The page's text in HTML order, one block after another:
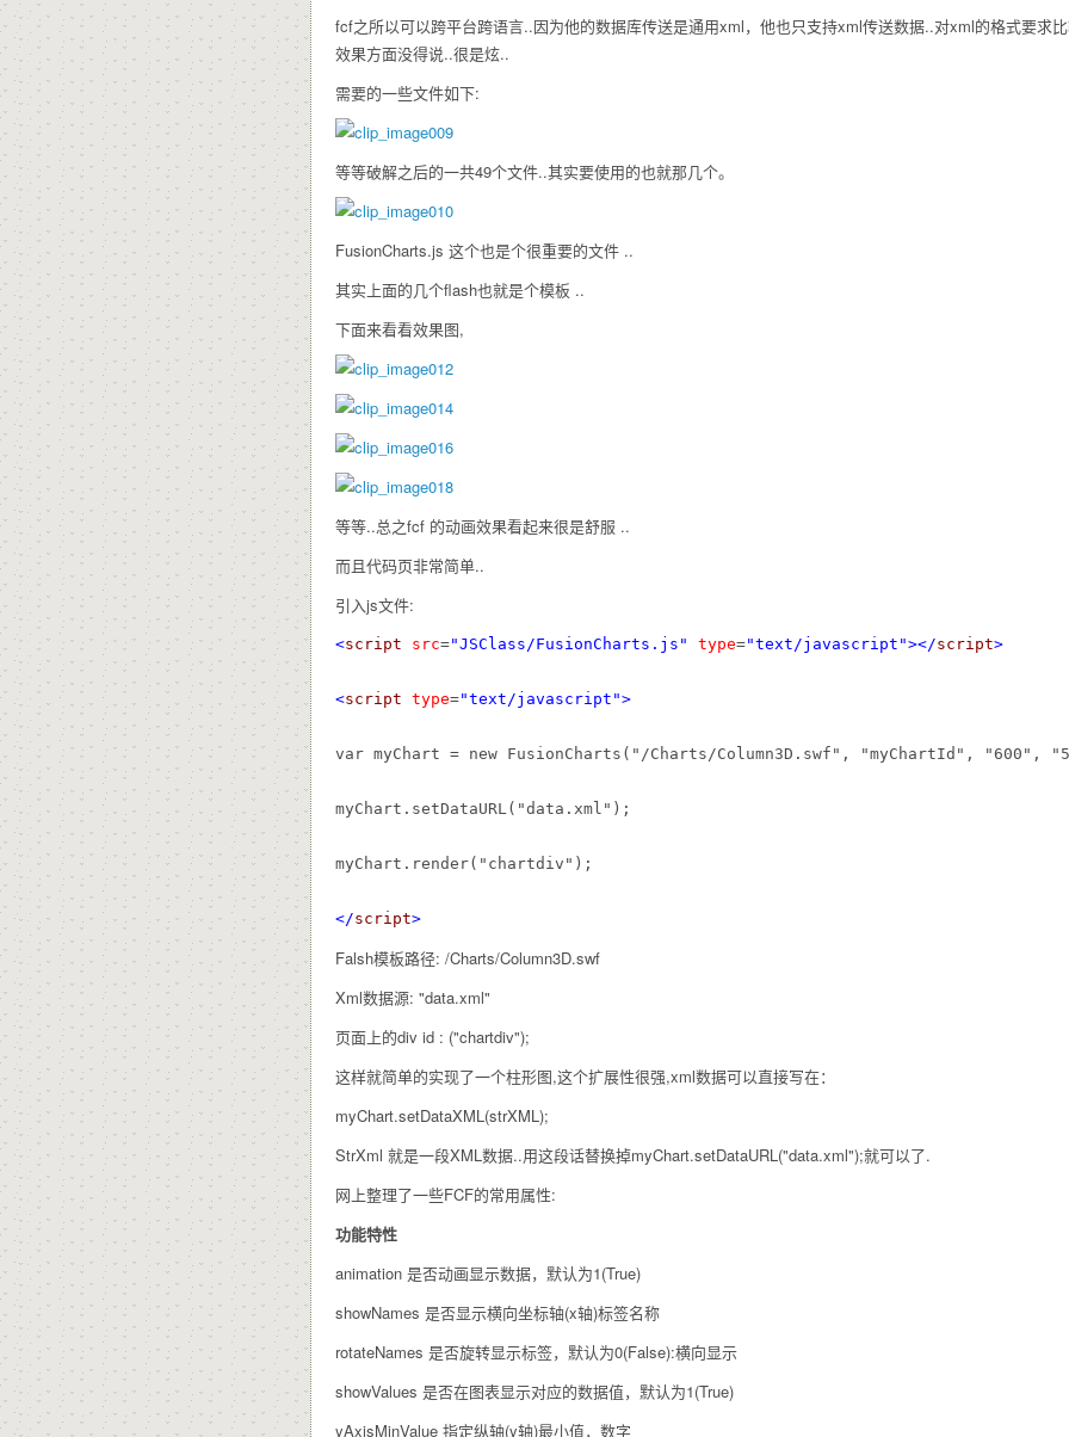
fcf之所以可以跨平台跨语言..因为他的数据库传送是通用xml，他也只支持xml传送数据..对xml的格式要求
效果方面没得说..很是炫..
需要的一些文件如下:
等等破解之后的一共49个文件..其实要使用的也就那几个。
FusionCharts.js 这个也是个很重要的文件 ..
其实上面的几个flash也就是个模板 ..
下面来看看效果图,
等等..总之fcf 的动画效果看起来很是舒服 ..
而且代码页非常简单..
引入js文件:
<script src="JSClass/FusionCharts.js" type="text/javascript"></script>
<script type="text/javascript">
var myChart = new FusionCharts("/Charts/Column3D.swf", "myChartId", "600",
myChart.setDataURL("data.xml");
myChart.render("chartdiv");
</script>
Falsh模板路径: /Charts/Column3D.swf
Xml数据源: "data.xml"
页面上的div id : ("chartdiv");
这样就简单的实现了一个柱形图,这个扩展性很强,xml数据可以直接写在：
myChart.setDataXML(strXML);
StrXml 就是一段XML数据..用这段话替换掉myChart.setDataURL("data.xml");就可以了.
网上整理了一些FCF的常用属性:
功能特性
animation 是否动画显示数据，默认为1(True)
showNames 是否显示横向坐标轴(x轴)标签名称
rotateNames 是否旋转显示标签，默认为0(False):横向显示
showValues 是否在图表显示对应的数据值，默认为1(True)
yAxisMinValue 指定纵轴(y轴)最小值，数字